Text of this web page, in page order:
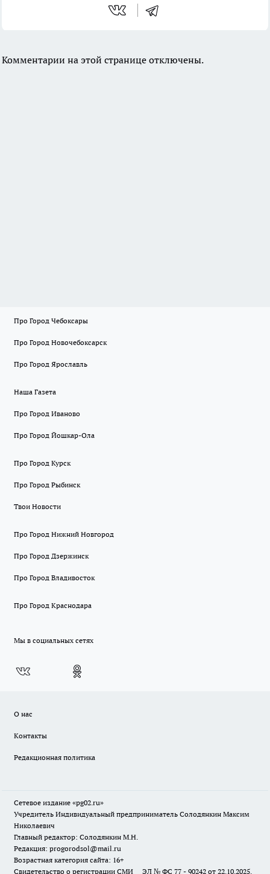
Комментарии на этой странице отключены.
Про Город Чебоксары
Про Город Новочебоксарск
Про Город Ярославль
Наша Газета
Про Город Иваново
Про Город Йошкар-Ола
Про Город Курск
Про Город Рыбинск
Твои Новости
Про Город Нижний Новгород
Про Город Дзержинск
Про Город Владивосток
Про Город Краснодара
Мы в социальных сетях
О нас
Контакты
Редакционная политика
Сетевое издание «pg02.ru»
Учредитель Индивидуальный предприниматель Солодянкин Максим
Николаевич
Главный редактор: Солодянкин М.Н.
Редакция: progorodsol@mail.ru
Возрастная категория сайта: 16+
Свидетельство о регистрации СМИ ЭЛ № ФС 77 - 90242 от 22.10.2025.